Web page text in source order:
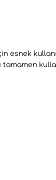
esnek
tamamen